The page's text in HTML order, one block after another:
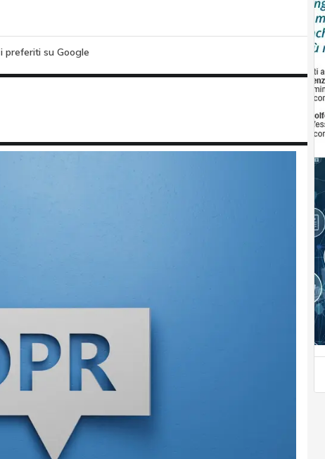
preferiti su Google